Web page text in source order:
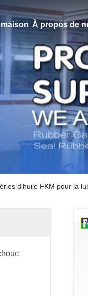
À propos de
d'huile FKM pour la